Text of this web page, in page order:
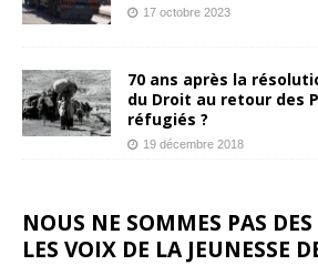
17 octobre 2023
70 ans après la
du Droit au retour des
réfugiés ?
19 décembre 2018
NOUS NE SOMMES PAS DES
LES VOIX DE LA JEUNESSE